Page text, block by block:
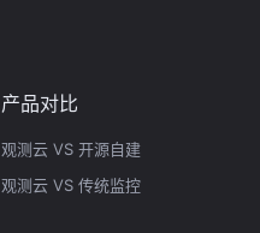
产品对比
观测云 VS 开源自建
观测云 VS 传统监控